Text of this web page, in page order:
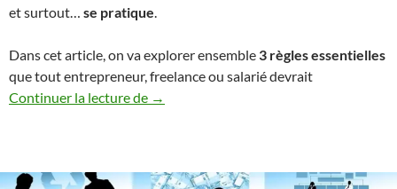
et surtout… se pratique.
Dans cet article, on va explorer ensemble 3 règles essentielles
que tout entrepreneur, freelance ou salarié devrait
Continuer la lecture de Intelligence financière : 3 règles clés
→